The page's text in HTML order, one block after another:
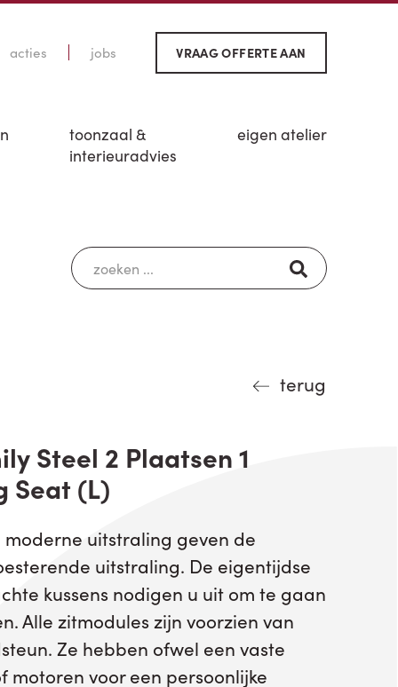
acties jobs VRAAG OFFERTE AAN
toonzaal &
interieuradvies
eigen atelier
terug
Steel 2 Plaatsen 1
Seat (L)
uitstraling geven de
uitstraling. De eigentijdse
kussens nodigen u uit om te gaan
Alle zitmodules zijn voorzien van
Ze hebben ofwel een vaste
voor een persoonlijke